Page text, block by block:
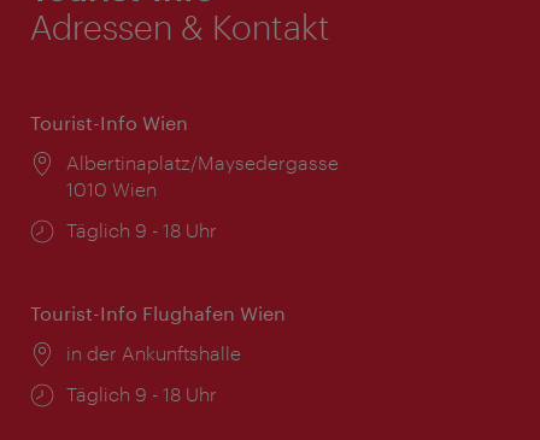
Adressen & Kontakt
Tourist-Info Wien
Ort:
Albertinaplatz/Maysedergasse
1010 Wien
Öffnungszeiten:
Täglich 9 - 18 Uhr
Tourist-Info Flughafen Wien
Ort:
in der Ankunftshalle
Öffnungszeiten:
Täglich 9 - 18 Uhr